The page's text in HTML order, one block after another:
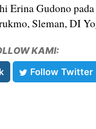
Erina Gudono
Sleman, DI
KAMI:
Follow Twitter